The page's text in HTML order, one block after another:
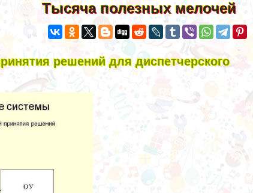
Тысяча полезных мелочей
решений для диспетчерского